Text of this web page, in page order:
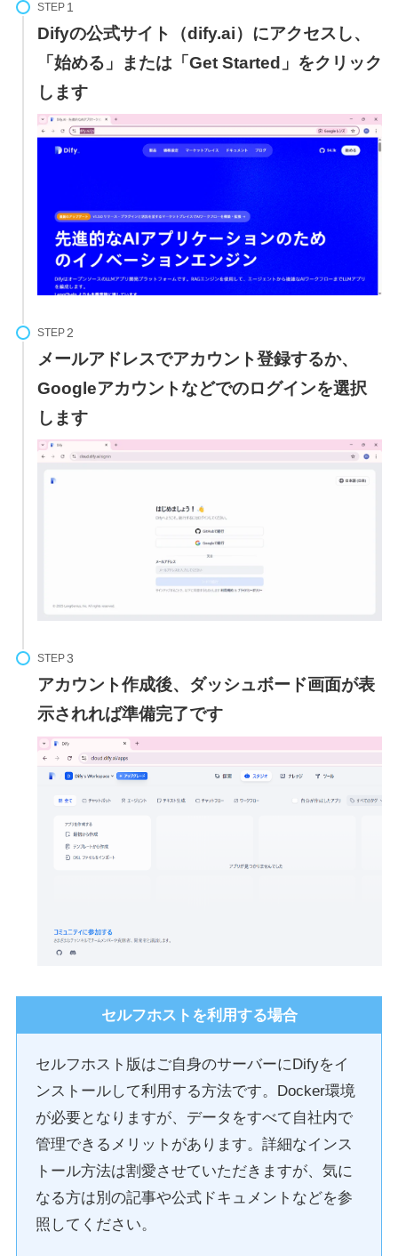
STEP
Difyの公式サイト（dify.ai）にアクセスし、
「始める」または「Get Started」をクリック
します
STEP
メールアドレスでアカウント登録するか、
Googleアカウントなどでのログインを選択
します
STEP
アカウント作成後、ダッシュボード画面が表
示されれば準備完了です
セルフホストを利用する場合
セルフホスト版はご自身のサーバーにDifyをイ
ンストールして利用する方法です。Docker環境
が必要となりますが、データをすべて自社内で
管理できるメリットがあります。詳細なインス
トール方法は割愛させていただきますが、気に
なる方は別の記事や公式ドキュメントなどを参
照してください。